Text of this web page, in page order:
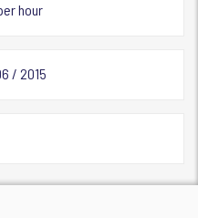
hour
/ 2015